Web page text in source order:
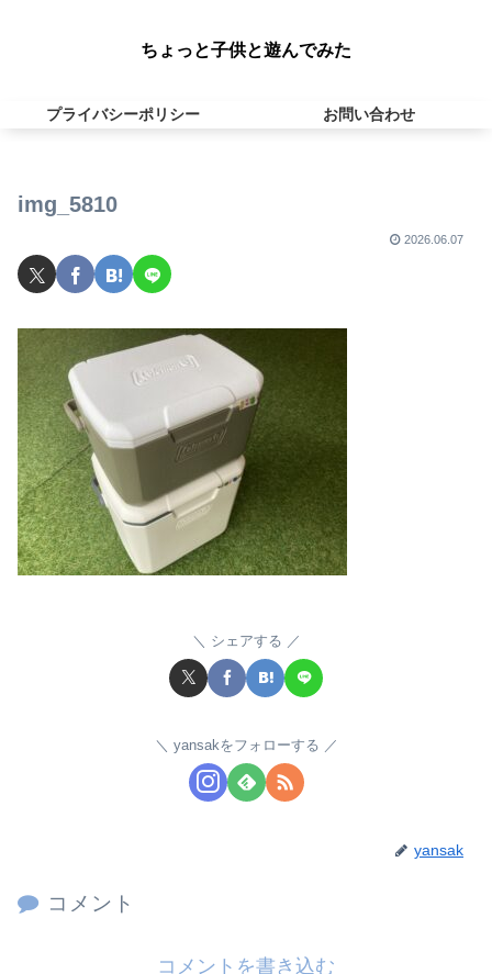
ちょっと子供と遊んでみた
プライバシーポリシー お問い合わせ
img_5810
2026.06.07
シェアする
yansakをフォローする
yansak
コメント
コメントを書き込む